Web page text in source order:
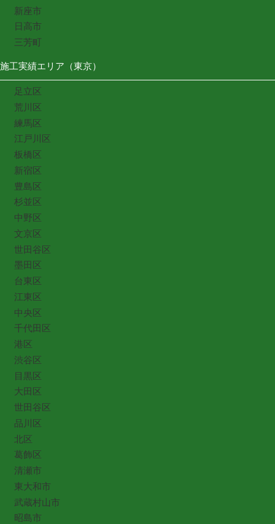
新座市
日高市
三芳町
施工実績エリア（東京）
足立区
荒川区
練馬区
江戸川区
板橋区
新宿区
豊島区
杉並区
中野区
文京区
世田谷区
墨田区
台東区
江東区
中央区
千代田区
港区
渋谷区
目黒区
大田区
世田谷区
品川区
北区
葛飾区
清瀬市
東大和市
武蔵村山市
昭島市